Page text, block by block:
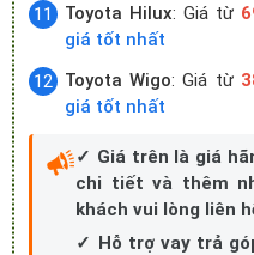
Toyota Hilux: Giá từ
giá tốt nhất
Toyota Wigo: Giá từ
giá tốt nhất
✓ Giá trên là giá
chi tiết và thêm
khách vui lòng liên
✓ Hỗ trợ vay trả